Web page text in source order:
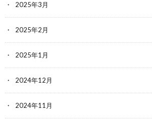
2025年3月
2025年2月
2025年1月
2024年12月
2024年11月